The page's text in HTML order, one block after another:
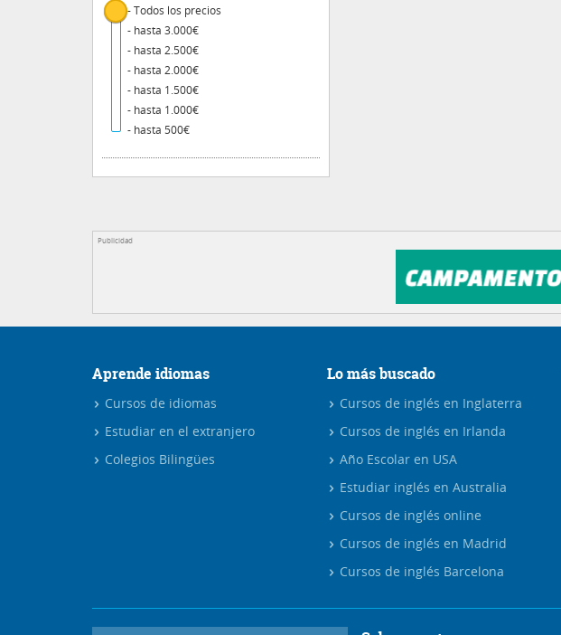
- Todos los precios
- hasta 3.000€
- hasta 2.500€
- hasta 2.000€
- hasta 1.500€
- hasta 1.000€
- hasta 500€
Publicidad
Aprende idiomas
Cursos de idiomas
Estudiar en el extranjero
Colegios Bilingües
Lo más buscado
Cursos de inglés en Inglaterra
Cursos de inglés en Irlanda
Año Escolar en USA
Estudiar inglés en Australia
Cursos de inglés online
Cursos de inglés en Madrid
Cursos de inglés Barcelona